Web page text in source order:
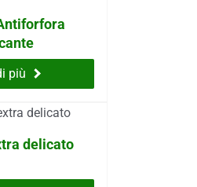
più
delicato